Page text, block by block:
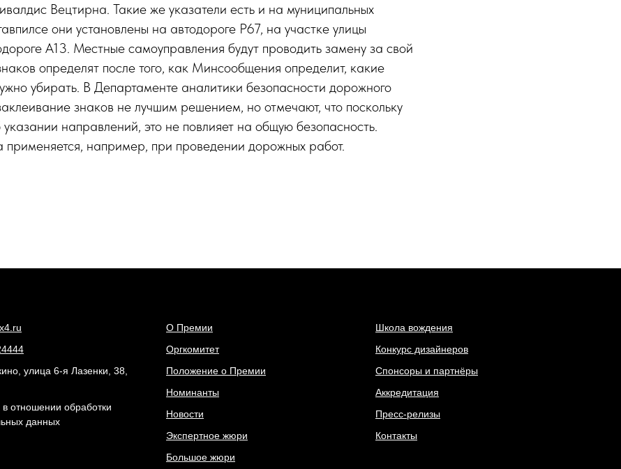
Вецтирна. Такие же указатели есть и на муниципальных
они установлены на автодороге P67, на участке улицы
A13. Местные самоуправления будут проводить замену за свой
определят после того, как Минсообщения определит, какие
убирать. В Департаменте аналитики безопасности дорожного
знаков не лучшим решением, но отмечают, что поскольку
указании направлений, это не повлияет на общую безопасность.
применяется, например, при проведении дорожных работ.
улица 6-я Лазенки, 38,
в отношении обработки
данных
О Премии
Оргкомитет
Положение о Премии
Номинанты
Новости
Экспертное жюри
Большое жюри
Школа вождения
Конкурс дизайнеров
Спонсоры и партнёры
Аккредитация
Пресс-релизы
Контакты